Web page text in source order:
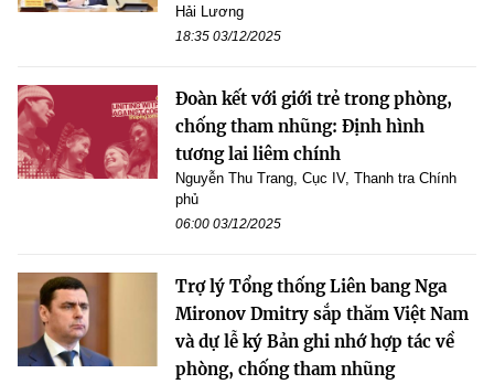
Hải Lương
18:35 03/12/2025
Đoàn kết với giới trẻ trong phòng,
chống tham nhũng: Định hình
tương lai liêm chính
Nguyễn Thu Trang, Cục IV, Thanh tra Chính
phủ
06:00 03/12/2025
Trợ lý Tổng thống Liên bang Nga
Mironov Dmitry sắp thăm Việt Nam
và dự lễ ký Bản ghi nhớ hợp tác về
phòng, chống tham nhũng